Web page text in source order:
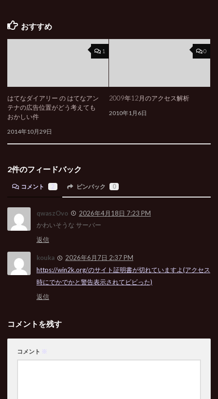
おすすめ
1
はてなダイアリー の はてなアン
テナの広告位置がどう考えても
おかしい件
2014年10月29日
0
2009年12月のアクセス解析
2010年1月6日
2件のフィードバック
コメント ピンバック 0
qwaszOvo
2026年4月18日 7:23 PM
かわいそうな サーバー
返信
kouka
2026年6月7日 2:37 PM
https://win2k.org/のサイト証明書が切れていますよ(アクセス
時にでかでかと警告表示されてビビった)
返信
コメントを残す
コメント ※